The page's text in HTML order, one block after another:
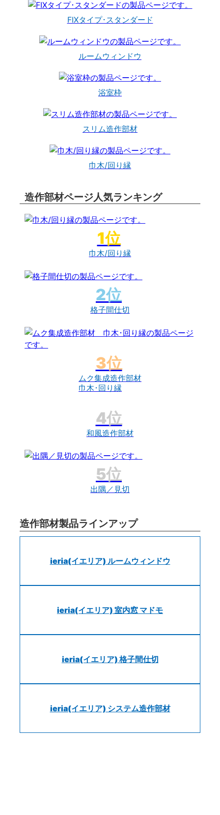
FIXタイプ･スタンダード
ルームウィンドウ
浴室枠
スリム造作部材
巾木/回り縁
造作部材ページ人気ランキング
巾木/回り縁
格子間仕切
ムク集成造作部材
巾木･回り縁
和風造作部材
出隅／見切
造作部材製品ラインアップ
ieria(イエリア) ルームウィンドウ
ieria(イエリア) 室内窓 マドモ
ieria(イエリア) 格子間仕切
ieria(イエリア) システム造作部材